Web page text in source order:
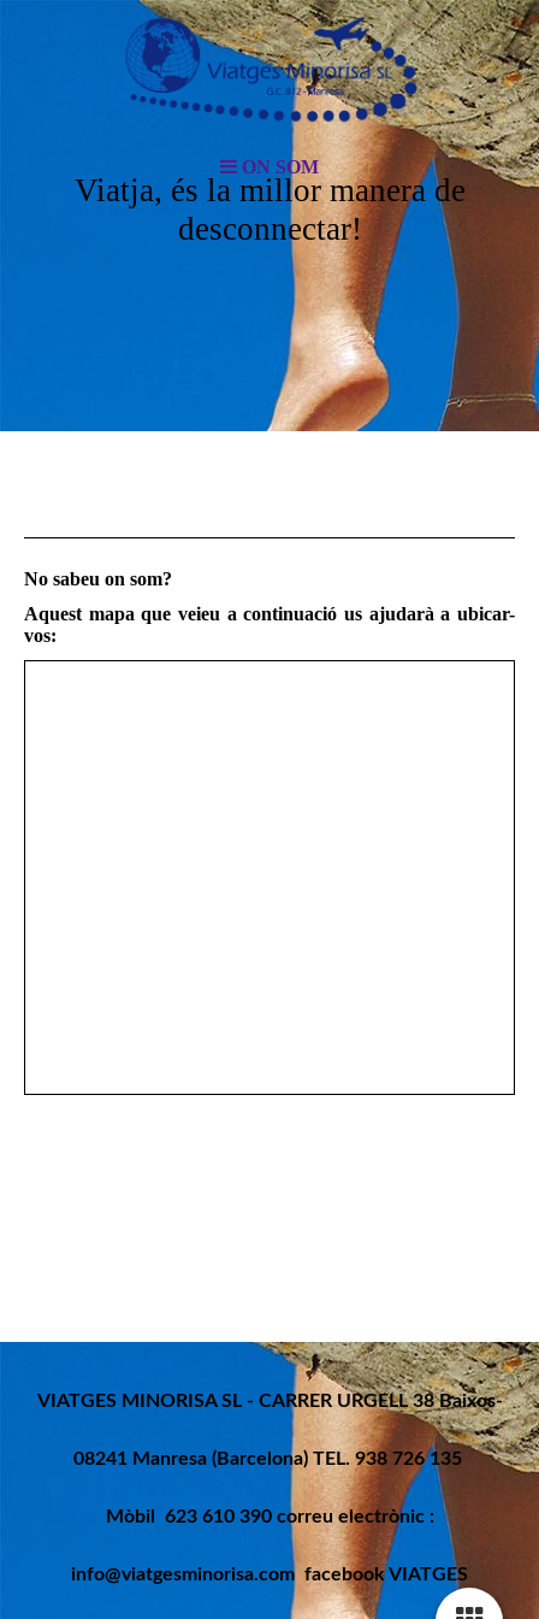
ON SOM
Viatja, és la millor manera de
desconnectar!
No sabeu on som?
Aquest mapa que veieu a continuació us ajudarà a ubicar-
vos:
VIATGES MINORISA SL - CARRER URGELL 38 Baixos-
08241 Manresa (Barcelona) TEL. 938 726 135
Mòbil 623 610 390 correu electrònic :
info@viatgesminorisa.com facebook VIATGES